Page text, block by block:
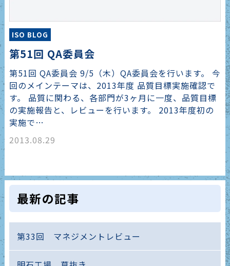
ISO BLOG
第51回 QA委員会
第51回 QA委員会 9/5（木）QA委員会を行います。 今
回のメインテーマは、2013年度 品質目標実施確認で
す。 品質に関わる、各部門が3ヶ月に一度、品質目標
の実施報告と、レビューを行います。 2013年度初の
実施で…
2013.08.29
最新の記事
第33回 マネジメントレビュー